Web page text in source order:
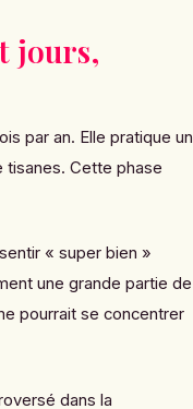
jours,
par an. Elle pratique un
tisanes. Cette phase
« super bien »
une grande partie de
pourrait se concentrer
dans la